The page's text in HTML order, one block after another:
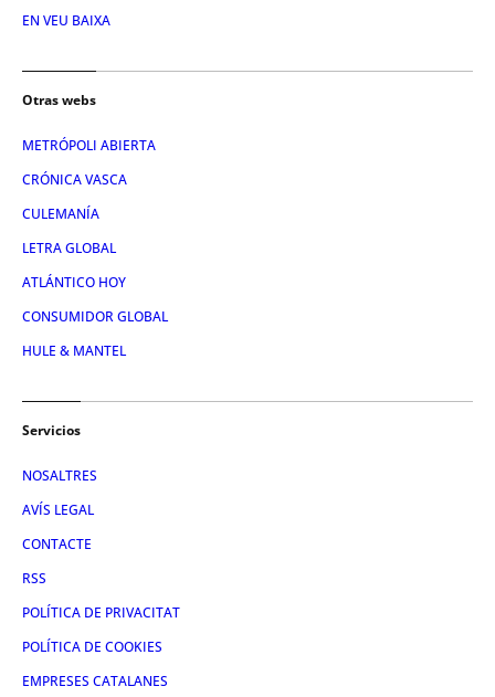
EN VEU BAIXA
Otras webs
METRÓPOLI ABIERTA
CRÓNICA VASCA
CULEMANÍA
LETRA GLOBAL
ATLÁNTICO HOY
CONSUMIDOR GLOBAL
HULE & MANTEL
Servicios
NOSALTRES
AVÍS LEGAL
CONTACTE
RSS
POLÍTICA DE PRIVACITAT
POLÍTICA DE COOKIES
EMPRESES CATALANES